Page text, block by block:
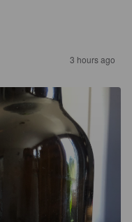
3 hours ago